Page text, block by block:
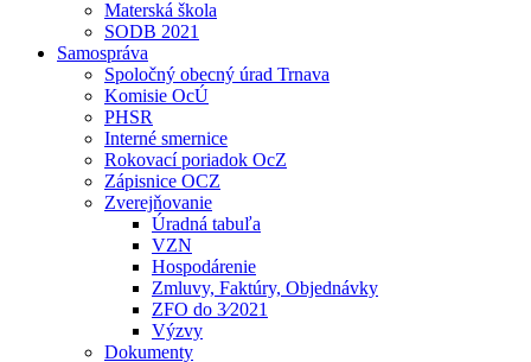
Materská škola
SODB 2021
Samospráva
Spoločný obecný úrad Trnava
Komisie OcÚ
PHSR
Interné smernice
Rokovací poriadok OcZ
Zápisnice OCZ
Zverejňovanie
Úradná tabuľa
VZN
Hospodárenie
Zmluvy, Faktúry, Objednávky
ZFO do 3⁄2021
Výzvy
Dokumenty